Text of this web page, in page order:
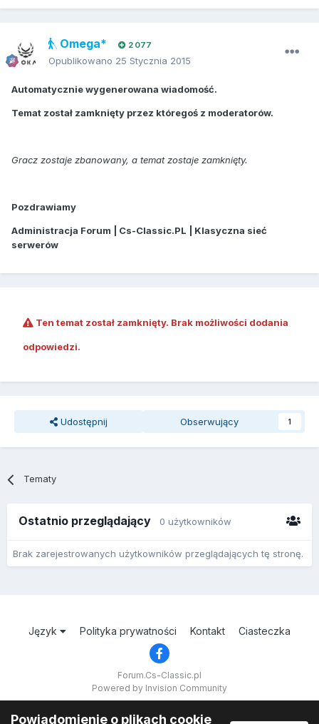
Omega* 2 077
Opublikowano 25 Stycznia 2015
Automatycznie wygenerowana wiadomość.
Temat został zamknięty przez któregoś z moderatorów.
Gracz zostaje zbanowany, a temat zostaje zamknięty.
Pozdrawiamy
Administracja Forum | Cs-Classic.PL | Klasyczna sieć
serwerów
Ten temat został zamknięty. Brak możliwości dodania
odpowiedzi.
Udostępnij Obserwujący 1
Tematy
Ostatnio przeglądający 0 użytkowników
Brak zarejestrowanych użytkowników przeglądających tę stronę.
Język Polityka prywatności Kontakt Ciasteczka
Forum.Cs-Classic.pl
Powered by Invision Community
Powiadomienie o plikach cookie